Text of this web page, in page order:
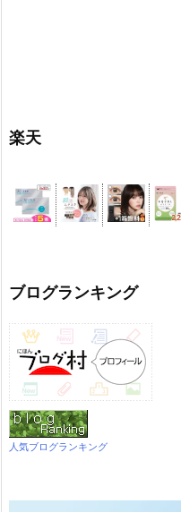
楽天
ブログランキング
人気ブログランキング